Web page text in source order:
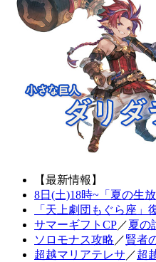
【最新情報】
8日(土)18時~「夏の生
「天上劇団もぐら座」
サマーギフトCP／夏の
ソロモナス攻略 ／賢者
超越マリアテレサ ／超